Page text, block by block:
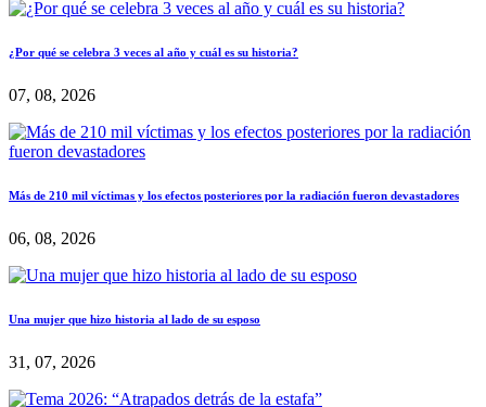
¿Por qué se celebra 3 veces al año y cuál es su historia?
07, 08, 2026
Más de 210 mil víctimas y los efectos posteriores por la radiación fueron devastadores
06, 08, 2026
Una mujer que hizo historia al lado de su esposo
31, 07, 2026